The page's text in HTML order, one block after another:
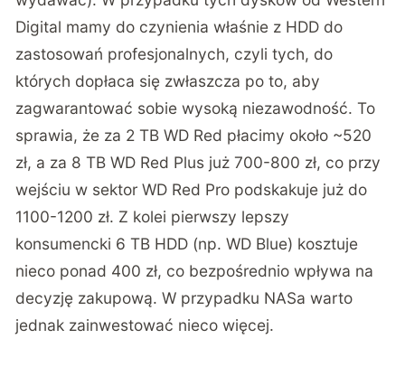
Digital mamy do czynienia właśnie z HDD do
zastosowań profesjonalnych, czyli tych, do
których dopłaca się zwłaszcza po to, aby
zagwarantować sobie wysoką niezawodność. To
sprawia, że za 2 TB WD Red płacimy około ~520
zł, a za 8 TB WD Red Plus już 700-800 zł, co przy
wejściu w sektor WD Red Pro podskakuje już do
1100-1200 zł. Z kolei pierwszy lepszy
konsumencki 6 TB HDD (np. WD Blue) kosztuje
nieco ponad 400 zł, co bezpośrednio wpływa na
decyzję zakupową. W przypadku NASa warto
jednak zainwestować nieco więcej.